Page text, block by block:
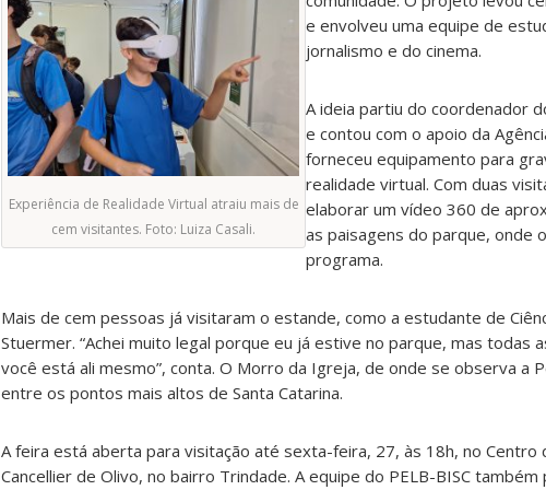
Experiência de Realidade Virtual atraiu mais de
cem visitantes. Foto: Luiza Casali.
e envolveu uma equipe de
jornalismo e do cinema.
A ideia partiu do coordenador
e contou com o apoio da
forneceu equipamento para
realidade virtual. Com duas
elaborar um vídeo 360 de
as paisagens do parque, onde
programa.
Mais de cem pessoas já visitaram o estande, como a estudante de
Stuermer. “Achei muito legal porque eu já estive no parque, mas todas
você está ali mesmo”, conta. O Morro da Igreja, de onde se observa a
entre os pontos mais altos de Santa Catarina.
A feira está aberta para visitação até sexta-feira, 27, às 18h, no Centro
Cancellier de Olivo, no bairro Trindade. A equipe do PELB-BISC